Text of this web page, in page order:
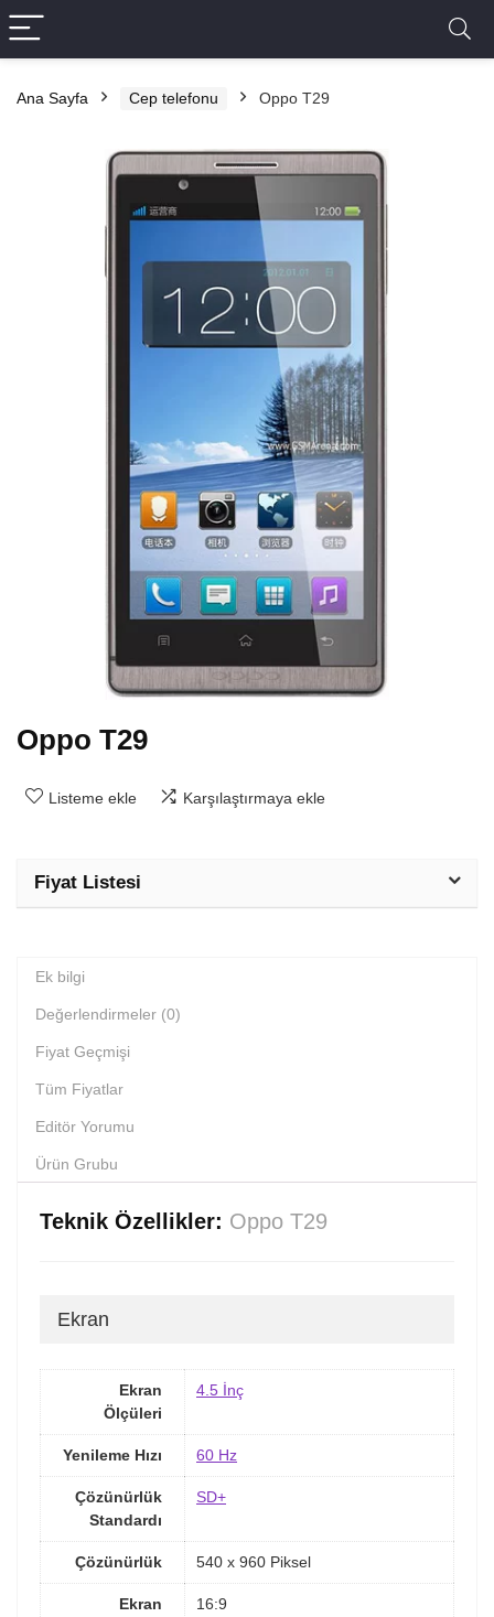
Ana Sayfa Cep telefonu Oppo T29
Oppo T29
Listeme ekle Karşılaştırmaya ekle
Fiyat Listesi
Ek bilgi
Değerlendirmeler (0)
Fiyat Geçmişi
Tüm Fiyatlar
Editör Yorumu
Ürün Grubu
Teknik Özellikler: Oppo T29
Ekran
Ekran
Ölçüleri
4.5 İnç
Yenileme Hızı 60 Hz
Çözünürlük
Standardı
SD+
Çözünürlük 540 x 960 Piksel
Ekran
16:9